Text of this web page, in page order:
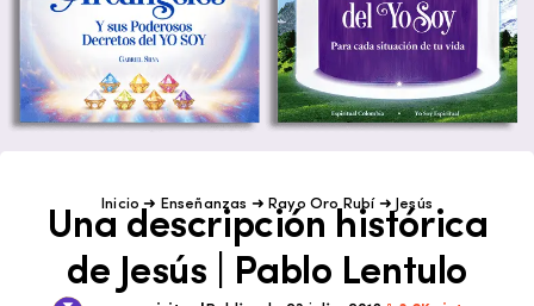
Inicio ➜ Enseñanzas ➜ Rayo Oro Rubí➜ Jesús
Una descripción histórica
de Jesús | Pablo Lentulo